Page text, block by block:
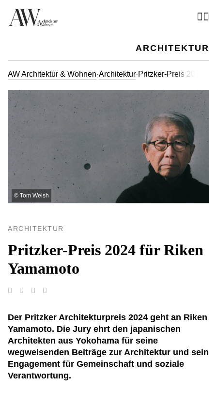
ARCHITEKTUR
AW Architektur & Wohnen·Architektur·Pritzker-Preis 2024
© Tom Welsh
ARCHITEKTUR
Pritzker-Preis 2024 für Riken
Yamamoto
Der Pritzker Architekturpreis 2024 geht an Riken
Yamamoto. Die Jury ehrt den japanischen
Architekten aus Yokohama für seine
wegweisenden Beiträge zur Architektur und sein
Engagement für Gemeinschaft und soziale
Verantwortung.